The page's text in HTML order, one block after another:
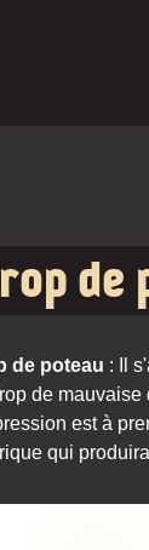
de
de poteau : Il
de mauvaise
est à
qui